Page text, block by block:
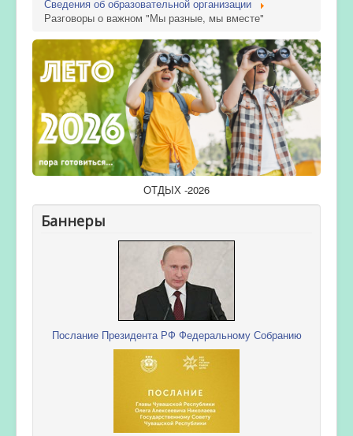
Сведения об образовательной организации
Разговоры о важном "Мы разные, мы вместе"
ОТДЫХ -2026
Баннеры
Послание Президента РФ Федеральному Собранию